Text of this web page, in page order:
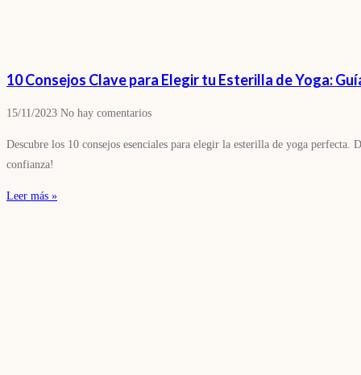
10 Consejos Clave para Elegir tu Esterilla de Yoga:
15/11/2023 No hay comentarios
Descubre los 10 consejos esenciales para elegir la esterilla de yoga
confianza!
Leer más »